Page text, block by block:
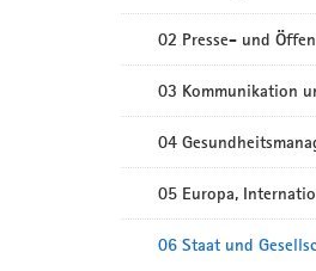
02 Presse- und
03 Kommunikation
04
05 Europa,
06 Staat und